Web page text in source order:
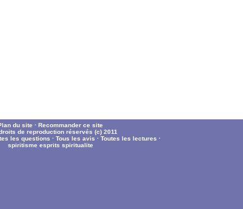
du site · Recommander ce site
de reproduction réservés (c) 2011
les questions · Tous les avis · Toutes les lectures ·
spiritisme esprits spiritualite